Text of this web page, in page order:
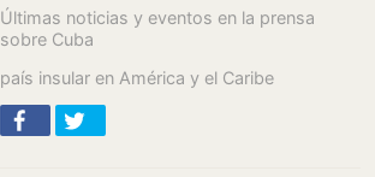
Últimas noticias y eventos en la prensa
sobre Cuba
país insular en América y el Caribe